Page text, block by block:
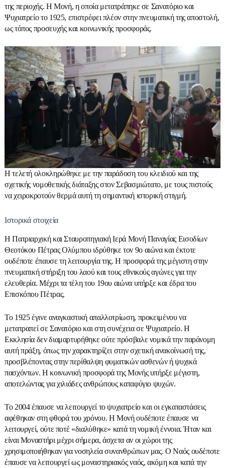
της περιοχής. Η Μονή, η οποία μετατράπηκε σε Σανατόριο και
Ψυχιατρείο το 1925, επιστρέφει πλέον στην πνευματική της αποστολή,
ως τόπος προσευχής και κοινωνικής προσφοράς.
Η τελετή ολοκληρώθηκε με την παράδοση του κλειδιού και της
σχετικής νομοθετικής διάταξης στον Σεβασμιώτατο, με τους πιστούς
να χειροκροτούν θερμά αυτή τη σημαντική ιστορική στιγμή.
Ιστορικά στοιχεία
Η Πατριαρχική και Σταυροπηγιακή Ιερά Μονή Παναγίας Εισοδίων
Θεοτόκου Πέτρας Ολύμπου ιδρύθηκε τον 9ο αιώνα και έκτοτε
ουδέποτε έπαυσε τη λειτουργία της. Η προσφορά της μέγιστη στην
πνευματική στήριξη του λαού και τους εθνικούς αγώνες για την
ελευθερία. Μέχρι τα τέλη του 19ου αιώνα υπήρξε και έδρα του
Επισκόπου Πέτρας.
Το 1925 έγινε αναγκαστική απαλλοτρίωση, προκειμένου να
μετατραπεί σε Σανατόριο και στη συνέχεια σε Ψυχιατρείο. Η
Εκκλησία δεν διαμαρτυρήθηκε ούτε πρόσβαλε νομικά την παράνομη
αυτή πράξη, όπως την χαρακτηρίζει στην σχετική ανακοίνωσή της,
προσβλέποντας στην περίθαλψη φυματικών ασθενών ή ψυχικά
πασχόντων. Η κοινωνική προσφορά της Μονής υπήρξε μέγιστη,
αποτελώντας για χιλιάδες ανθρώπους καταφύγιο ψυχών.
Το 2004 έπαυσε να λειτουργεί το ψυχιατρείο και οι εγκαταστάσεις
αφέθηκαν στη φθορά του χρόνου. Η Μονή ουδέποτε έπαυσε να
λειτουργεί, ούτε ποτέ «διαλύθηκε» κατά τη νομική έννοια. Ήταν και
είναι Μοναστήρι μέχρι σήμερα, άσχετα αν οι χώροι της
χρησιμοποιήθηκαν για νοσηλεία συνανθρώπων μας. Ο Ναός ουδέποτε
έπαυσε να λειτουργεί ως μοναστηριακός ναός, ακόμη και κατά την